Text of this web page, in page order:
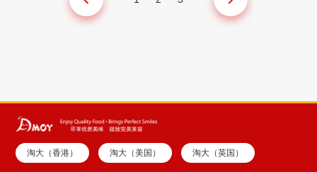
淘大（香港） 淘大（美国） 淘大（英国）